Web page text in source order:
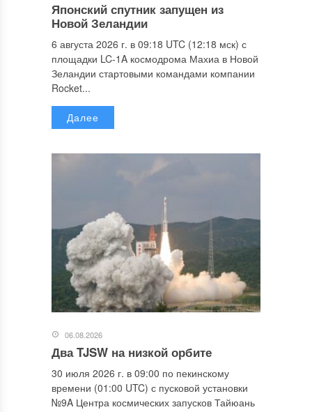
Японский спутник запущен из
Новой Зеландии
6 августа 2026 г. в 09:18 UTC (12:18 мск) с
площадки LC-1A космодрома Махиа в Новой
Зеландии стартовыми командами компании
Rocket...
Далее
06.08.2026
Два TJSW на низкой орбите
30 июля 2026 г. в 09:00 по пекинскому
времени (01:00 UTC) с пусковой установки
№9A Центра космических запусков Тайюань